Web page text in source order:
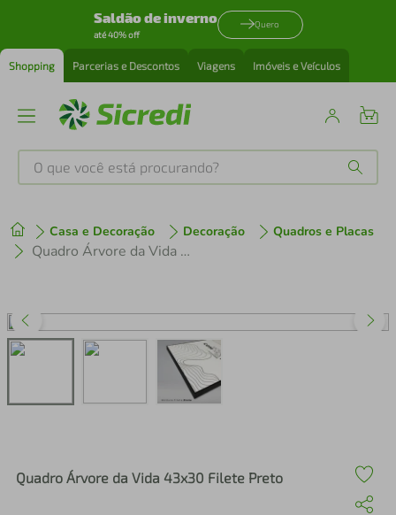
Saldão de inverno
até 40% off
Quero
Shopping Parcerias e Descontos Viagens Imóveis e Veículos
O que você está procurando?
Casa e Decoração Decoração Quadros e Placas
Quadro Árvore da Vida 43x30 Filete Preto
Quadro Árvore da Vida 43x30 Filete Preto
1º tenis
perfume